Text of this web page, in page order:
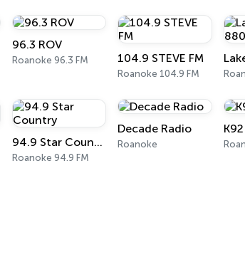
96.3 ROV
Roanoke 96.3 FM 104.9 STEVE FM
Roanoke 104.9 FM
94.9 Star Country
Roanoke 94.9 FM
Decade Radio
Roanoke